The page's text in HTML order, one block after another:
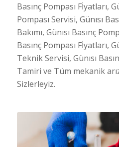
Basınç Pompası Fİyatları,
Pompası Servisi, Günısı
Bakımı, Günısı Basınç
Basınç Pompası Fİyatları,
Teknik Servisi, Günısı
Tamiri ve Tüm mekanik
Sizlerleyiz.